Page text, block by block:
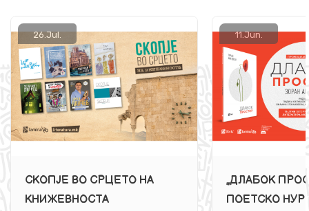
26.Jul.
СКОПЈЕ ВО СРЦЕТО НА
КНИЖЕВНОСТА
11.Jun.
„ДЛАБОК
ПОЕТСКО